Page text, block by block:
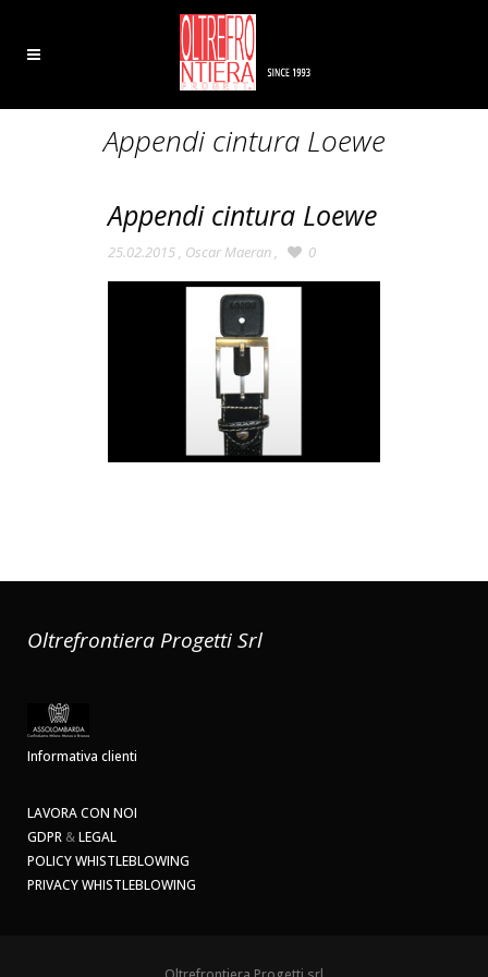
Appendi cintura Loewe
Appendi cintura Loewe
25.02.2015, Oscar Maeran, 0
Oltrefrontiera Progetti Srl
Informativa clienti
LAVORA CON NOI
GDPR &LEGAL
POLICY WHISTLEBLOWING
PRIVACY WHISTLEBLOWING